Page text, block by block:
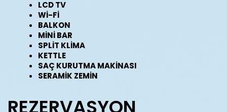
LCD TV
Wİ-Fİ
BALKON
MİNİ BAR
SPLİT KLİMA
KETTLE
SAÇ KURUTMA MAKİNASI
SERAMİK ZEMİN